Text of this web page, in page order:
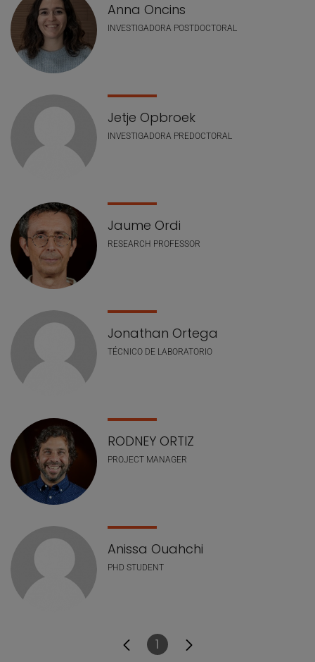
Anna Oncins
INVESTIGADORA POSTDOCTORAL
Jetje Opbroek
INVESTIGADORA PREDOCTORAL
Jaume Ordi
RESEARCH PROFESSOR
Jonathan Ortega
TÉCNICO DE LABORATORIO
RODNEY ORTIZ
PROJECT MANAGER
Anissa Ouahchi
PHD STUDENT
Página
1